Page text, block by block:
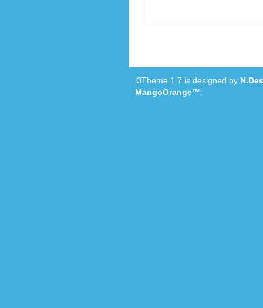
i3Theme 1.7 is designed by
MangoOrange™